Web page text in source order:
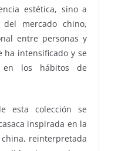
estética, sino a
mercado chino,
entre personas y
ha intensificado y se
en los hábitos de
esta colección se
inspirada en la
reinterpretada